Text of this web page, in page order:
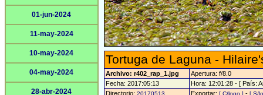
01-jun-2024
11-may-2024
10-may-2024
04-may-2024
28-abr-2024
Tortuga de Laguna -
Archivo: r402_rap_1.jpg
Apertura: f/8.0
Fecha: 2017:05:13
Hora: 12:01:28 - [ País:
Directorio: 20170513 Exportar: [ C/logo ] - [ S/